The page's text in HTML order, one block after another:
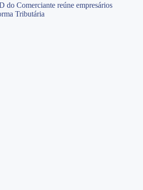
do Comerciante reúne empresários
Tributária